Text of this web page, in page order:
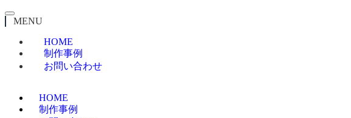
MENU
HOME
制作事例
お問い合わせ
HOME
制作事例